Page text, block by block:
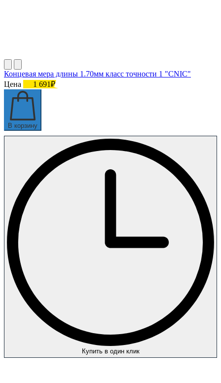
Концевая мера длины 1.70мм класс точности 1 "CNIC"
Цена
1 691₽
В корзину
Купить в один клик